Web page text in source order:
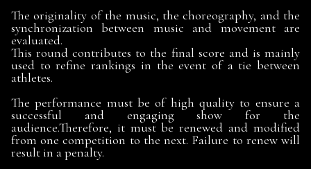
The originality of the music, the choreography, and the
synchronization between music and movement are
evaluated.
This round contributes to the final score and is mainly
used to refine rankings in the event of a tie between
athletes.
The performance must be of high quality to ensure a
successful and engaging show for the
audience.Therefore, it must be renewed and modified
from one competition to the next. Failure to renew will
result in a penalty.